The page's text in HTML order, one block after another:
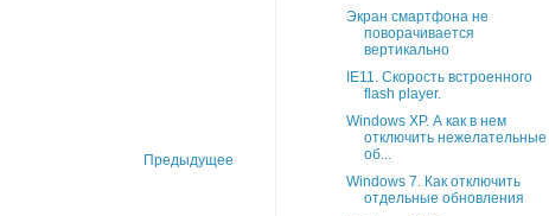
Предыдущее
Экран смартфона не
поворачивается
вертикально
IE11. Скорость встроенного
flash player.
Windows XP. А как в нем
отключить нежелательные
об...
Windows 7. Как отключить
отдельные обновления